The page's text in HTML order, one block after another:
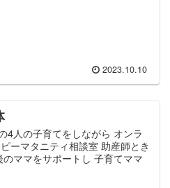
2023.10.10
4人の子育てをしながら オンラ
ーマタニティ相談室 助産師とき
ママをサポートし 子育てママ